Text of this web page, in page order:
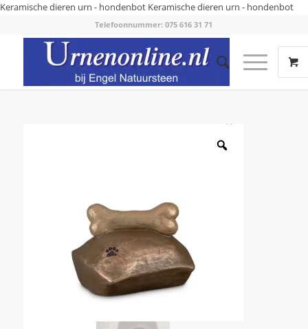
Keramische dieren urn - hondenbot Keramische dieren urn - hondenbot
Telefoonnummer: 075 616 31 71